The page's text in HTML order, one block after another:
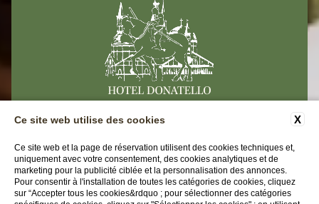
CONTACTS
DONNEES-D'ENTREPRISE
PRIVACY
ACCESSIBILITY
X
Ce site web utilise des cookies
Ce site web et la page de réservation utilisent des cookies techniques et,
uniquement avec votre consentement, des cookies analytiques et de
marketing pour la publicité ciblée et la personnalisation des annonces.
Pour consentir à l'installation de toutes les catégories de cookies, cliquez
sur “Accepter tous les cookies&rdquo ; pour sélectionner des catégories